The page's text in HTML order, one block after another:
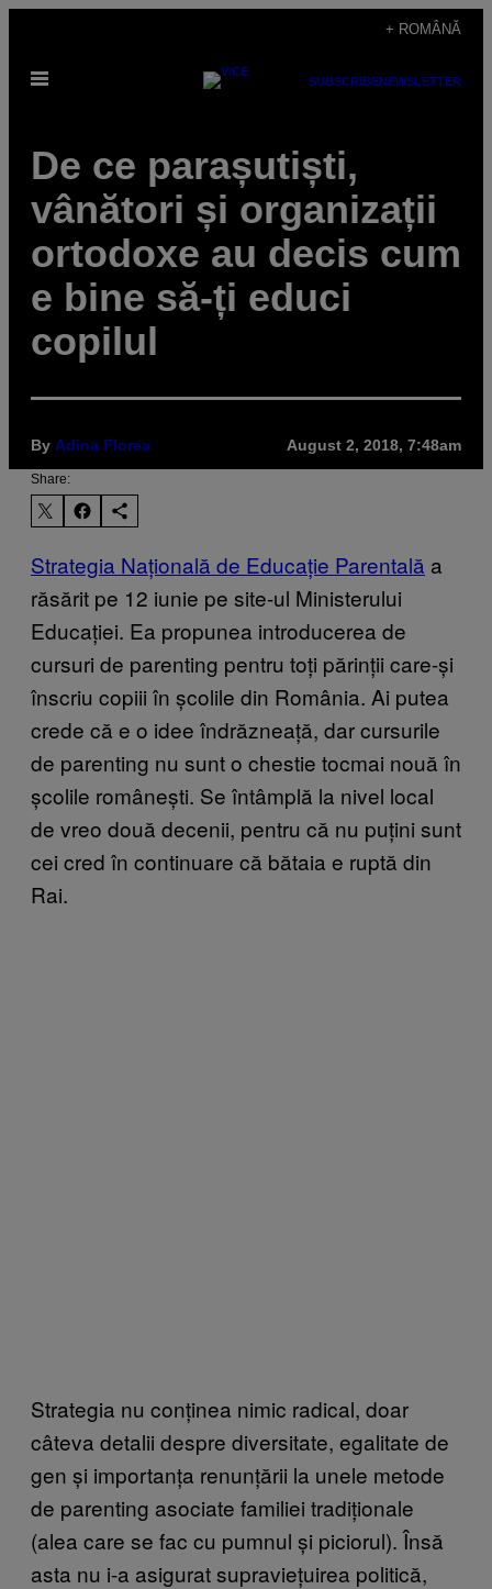
content
+ ROMÂNĂ
Open
SUBSCRIBENEWSLETTER
De ce parașutiști,
vânători și organizații
ortodoxe au decis cum
e bine să-ți educi
copilul
By Adina Florea August 2, 2018, 7:48am
Share:
Strategia Națională de Educație Parentală a
răsărit pe 12 iunie pe site-ul Ministerului
Educației. Ea propunea introducerea de
cursuri de parenting pentru toți părinții care-și
înscriu copiii în școlile din România. Ai putea
crede că e o idee îndrăzneață, dar cursurile
de parenting nu sunt o chestie tocmai nouă în
școlile românești. Se întâmplă la nivel local
de vreo două decenii, pentru că nu puțini sunt
cei cred în continuare că bătaia e ruptă din
Rai.
Strategia nu conținea nimic radical, doar
câteva detalii despre diversitate, egalitate de
gen și importanța renunțării la unele metode
de parenting asociate familiei tradiționale
(alea care se fac cu pumnul și piciorul). Însă
asta nu i-a asigurat supraviețuirea politică,